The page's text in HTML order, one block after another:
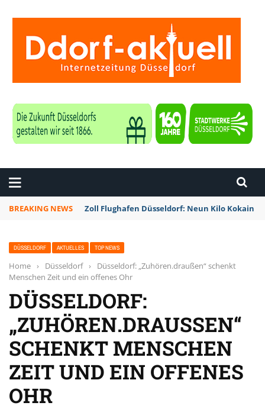
BREAKING NEWS Zoll Flughafen Düsseldorf: Neun Kilo Kokain
DÜSSELDORF AKTUELLES TOP NEWS
Home › Düsseldorf ›
Düsseldorf: „Zuhören.draußen“ schenkt
Menschen Zeit und ein offenes Ohr
DÜSSELDORF:
„ZUHÖREN.DRAUSSEN“ S
CHENKT MENSCHEN Z
EIT UND EIN OFFENES O
HR